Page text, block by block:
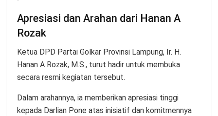
Apresiasi dan Arahan dari Hanan A
Rozak
Ketua DPD Partai Golkar Provinsi Lampung, Ir. H.
Hanan A Rozak, M.S., turut hadir untuk membuka
secara resmi kegiatan tersebut.
Dalam arahannya, ia memberikan apresiasi tinggi
kepada Darlian Pone atas inisiatif dan komitmennya